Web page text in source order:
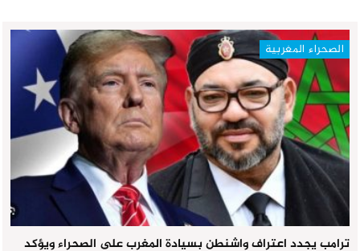
الصحراء المغربية
ترامب يجدد اعتراف واشنطن بسيادة المغرب على الصحراء ويؤكد